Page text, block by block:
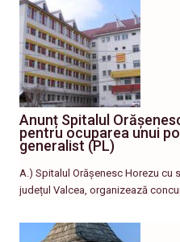
Anunț Spitalul
pentru ocuparea unui
generalist (PL)
A.) Spitalul Orășenesc Horezu cu
județul Valcea, organizează